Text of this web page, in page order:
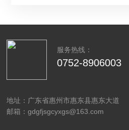
服务热线：
0752-8906003
地址：广东省惠州市惠东县惠东大道
邮箱：gdgfjsgcyxgs@163.com